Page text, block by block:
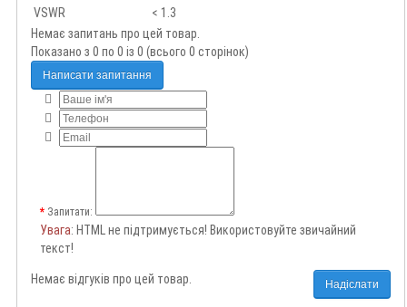
VSWR
< 1.3
Немає запитань про цей товар.
Показано з 0 по 0 із 0 (всього 0 сторінок)
Написати запитання
Запитати:
Увага: HTML не підтримується! Використовуйте звичайний
текст!
Надіслати
Немає відгуків про цей товар.